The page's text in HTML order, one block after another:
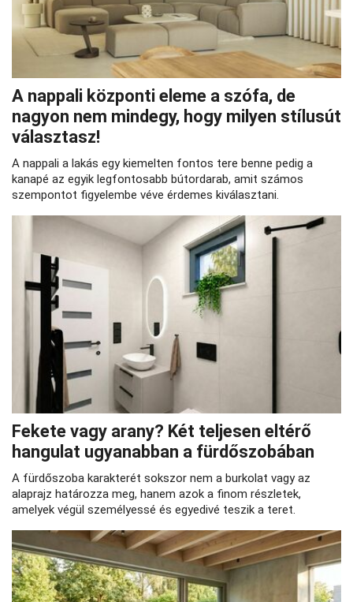
A nappali központi eleme a szófa, de
nagyon nem mindegy, hogy milyen stílusút
választasz!
A nappali a lakás egy kiemelten fontos tere benne pedig a
kanapé az egyik legfontosabb bútordarab, amit számos
szempontot figyelembe véve érdemes kiválasztani.
Fekete vagy arany? Két teljesen eltérő
hangulat ugyanabban a fürdőszobában
A fürdőszoba karakterét sokszor nem a burkolat vagy az
alaprajz határozza meg, hanem azok a finom részletek,
amelyek végül személyessé és egyedivé teszik a teret.